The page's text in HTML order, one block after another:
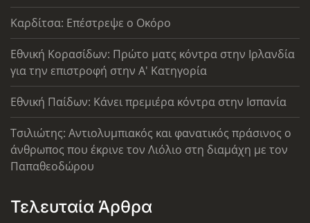
Καρδίτσα: Επέστρεψε ο Οκόρο
Εθνική Κορασίδων: Πρώτο ματς κόντρα στην Ιρλανδία
για την επιστροφή στην Α' Κατηγορία
Εθνική Παίδων: Κάνει πρεμιέρα κόντρα στην Ισπανία
Τσιλιώτης: Αντιολυμπιακός και φανατικός πράσινος ο
άνθρωπος που έκρινε τον Λιόλιο στη διαμάχη με τον
Παπαθεοδώρου
Τελευταία Άρθρα